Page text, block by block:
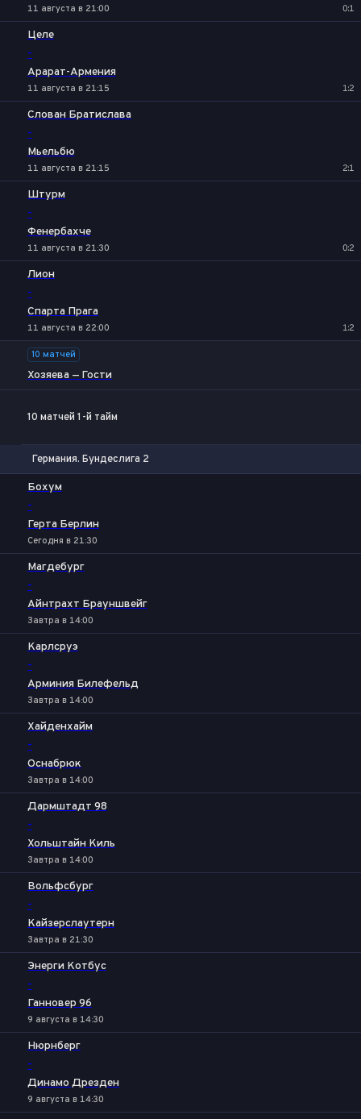
11 августа в 21:00 0:1
Целе
-
Арарат-Армения
11 августа в 21:15 1:2
Слован Братислава
-
Мьельбю
11 августа в 21:15 2:1
Штурм
-
Фенербахче
11 августа в 21:30 0:2
Лион
-
Спарта Прага
11 августа в 22:00 1:2
10 матчей
Хозяева — Гости
10 матчей 1-й тайм
Германия. Бундеслига 2
Бохум
-
Герта Берлин
Сегодня в 21:30
Магдебург
-
Айнтрахт Брауншвейг
Завтра в 14:00
Карлсруэ
-
Арминия Билефельд
Завтра в 14:00
Хайденхайм
-
Оснабрюк
Завтра в 14:00
Дармштадт 98
-
Хольштайн Киль
Завтра в 14:00
Вольфсбург
-
Кайзерслаутерн
Завтра в 21:30
Энерги Котбус
-
Ганновер 96
9 августа в 14:30
Нюрнберг
-
Динамо Дрезден
9 августа в 14:30